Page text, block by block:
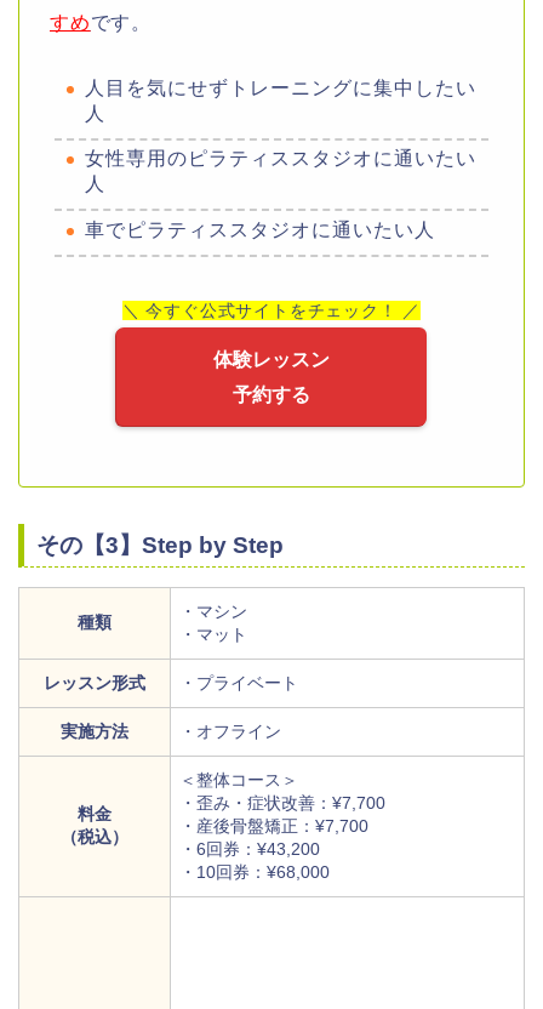
すめです。
人目を気にせずトレーニングに集中したい
人
女性専用のピラティススタジオに通いたい
人
車でピラティススタジオに通いたい人
＼ 今すぐ公式サイトをチェック！ ／
体験レッスン
予約する
その【3】Step by Step
種類
・マシン
・マット
レッスン形式 ・プライベート
実施方法 ・オフライン
料金
（税込）
＜整体コース＞
・歪み・症状改善：¥7,700
・産後骨盤矯正：¥7,700
・6回券：¥43,200
・10回券：¥68,000